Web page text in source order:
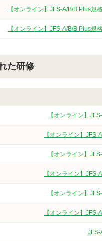
【オンライン】JFS-A/B/B Plus
【オンライン】JFS-A/B/B Plus
た研修
【オンライン】
【オンライン】
【オンライン】
【オンライン】
【オンライン】
【オンライン】
JFS-